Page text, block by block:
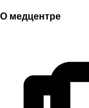
О медцентре